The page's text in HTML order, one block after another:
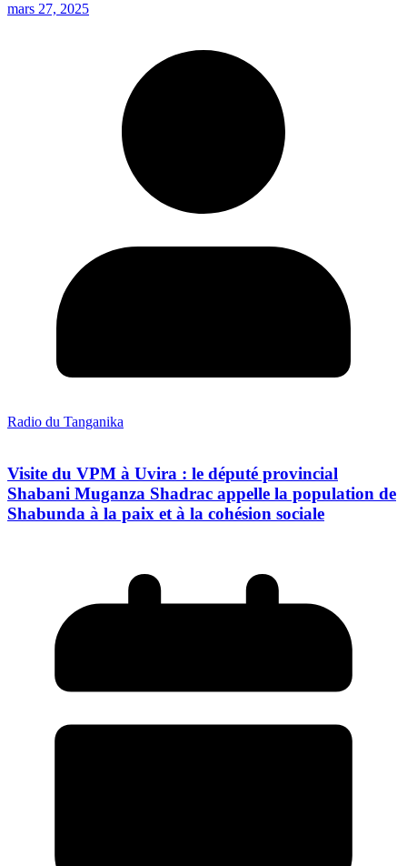
mars 27, 2025
Radio du Tanganika
Visite du VPM à Uvira : le député provincial
Shabani Muganza Shadrac appelle la population de
Shabunda à la paix et à la cohésion sociale